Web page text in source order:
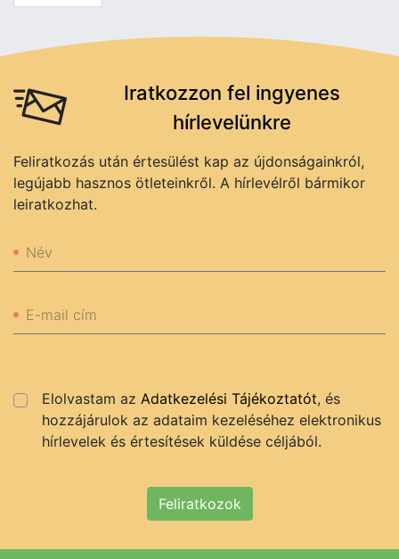
Iratkozzon fel ingyenes
hírlevelünkre
Feliratkozás után értesülést kap az újdonságainkról,
legújabb hasznos ötleteinkről. A hírlevélről bármikor
leiratkozhat.
Név
E-mail cím
Elolvastam az Adatkezelési Tájékoztatót, és
hozzájárulok az adataim kezeléséhez elektronikus
hírlevelek és értesítések küldése céljából.
Feliratkozok